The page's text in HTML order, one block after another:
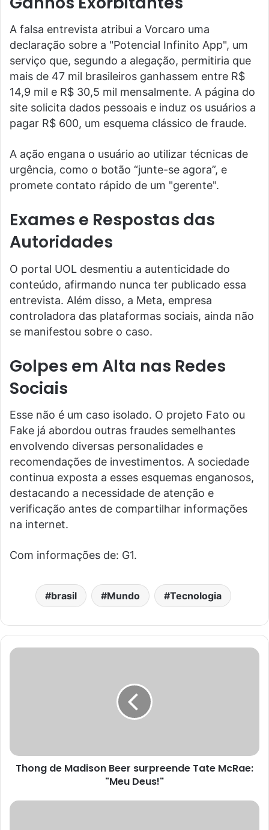
A falsa entrevista atribui a Vorcaro uma
declaração sobre a "Potencial Infinito App", um
serviço que, segundo a alegação, permitiria que
mais de 47 mil brasileiros ganhassem entre R$
14,9 mil e R$ 30,5 mil mensalmente. A página do
site solicita dados pessoais e induz os usuários a
pagar R$ 600, um esquema clássico de fraude.
A ação engana o usuário ao utilizar técnicas de
urgência, como o botão “junte-se agora”, e
promete contato rápido de um "gerente".
Exames e Respostas das
Autoridades
O portal UOL desmentiu a autenticidade do
conteúdo, afirmando nunca ter publicado essa
entrevista. Além disso, a Meta, empresa
controladora das plataformas sociais, ainda não
se manifestou sobre o caso.
Golpes em Alta nas Redes
Sociais
Esse não é um caso isolado. O projeto Fato ou
Fake já abordou outras fraudes semelhantes
envolvendo diversas personalidades e
recomendações de investimentos. A sociedade
continua exposta a esses esquemas enganosos,
destacando a necessidade de atenção e
verificação antes de compartilhar informações
na internet.
Com informações de: G1.
brasil Mundo Tecnologia
Thong de Madison Beer surpreende Tate McRae:
"Meu Deus!"